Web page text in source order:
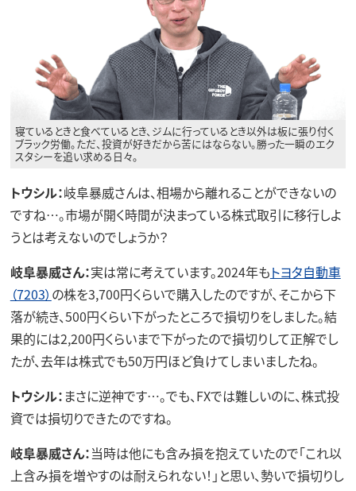
寝ているときと食べているとき、ジムに行っているとき以外は板に張り付く
ブラック労働。ただ、投資が好きだから苦にはならない。勝った一瞬のエク
スタシーを追い求める日々。
トウシル：岐阜暴威さんは、相場から離れることができないの
ですね…。市場が開く時間が決まっている株式取引に移行しよ
うとは考えないのでしょうか？
岐阜暴威さん：実は常に考えています。2024年もトヨタ自動車
（7203） の株を3,700円くらいで購入したのですが、そこから下
落が続き、500円くらい下がったところで損切りをしました。結
果的には2,200円くらいまで下がったので損切りして正解でし
たが、去年は株式でも50万円ほど負けてしまいましたね。
トウシル： まさに逆神です…。でも、FXでは難しいのに、株式投
資では損切りできたのですね。
岐阜暴威さん：当時は他にも含み損を抱えていたので「これ以
上含み損を増やすのは耐えられない！」と思い、勢いで損切りし